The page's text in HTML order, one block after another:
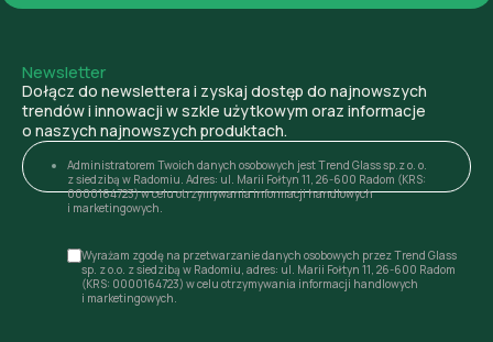
Newsletter
Dołącz do newslettera i zyskaj dostęp do najnowszych
trendów i innowacji w szkle użytkowym oraz informacje
o naszych najnowszych produktach.
Administratorem Twoich danych osobowych jest Trend Glass sp.z o. o.
z siedzibą w Radomiu. Adres: ul. Marii Fołtyn 11, 26-600 Radom (KRS:
0000164723) w celu otrzymywania informacji handlowych
i marketingowych.
Wyrażam zgodę na przetwarzanie danych osobowych przez Trend Glass
sp. z o.o. z siedzibą w Radomiu, adres: ul. Marii Fołtyn 11, 26-600 Radom
(KRS: 0000164723) w celu otrzymywania informacji handlowych
i marketingowych.